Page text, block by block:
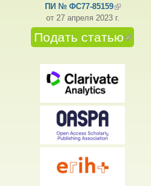
ПИ № ФС77-85159(внешняя
от 27 апреля 2023 г.
Подать статью